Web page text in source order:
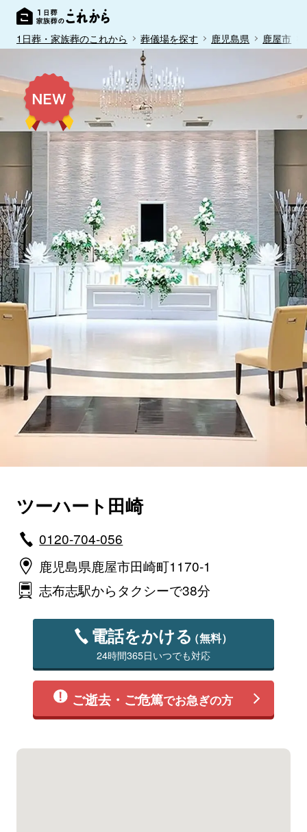
1日葬・家族葬のこれから 葬儀場を探す 鹿児島県 鹿屋市
ツーハート田崎
0120-704-056
鹿児島県鹿屋市田崎町1170-1
志布志駅からタクシーで38分
電話をかける（無料）
24時間365日いつでも対応
ご逝去・ご危篤でお急ぎの方